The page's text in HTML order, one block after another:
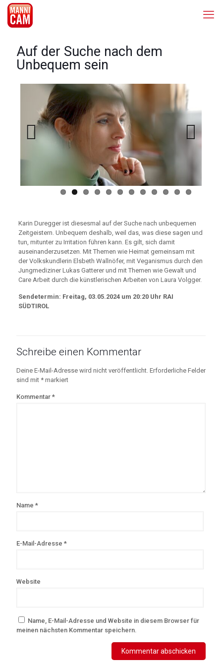
Auf der Suche nach dem
Unbequem sein
Karin Duregger ist diesesmal auf der Suche nach unbequemen
Zeitgeistern. Unbequem deshalb, weil das, was diese sagen und
tun, mitunter zu Irritation führen kann. Es gilt, sich damit
auseinanderzusetzen. Mit Themen wie Heimat gemeinsam mit
der Volkskundlerin Elsbeth Wallnöfer, mit Veganismus durch den
Jungmediziner Lukas Gatterer und mit Themen wie Gewalt und
Care Arbeit durch die künstlerischen Arbeiten von Laura Volgger.
Sendetermin: Freitag, 03.05.2024 um 20:20 Uhr RAI
SÜDTIROL
Schreibe einen Kommentar
Deine E-Mail-Adresse wird nicht veröffentlicht. Erforderliche Felder
sind mit * markiert
Kommentar *
Name *
E-Mail-Adresse *
Website
Name, E-Mail-Adresse und Website in diesem Browser für
meinen nächsten Kommentar speichern.